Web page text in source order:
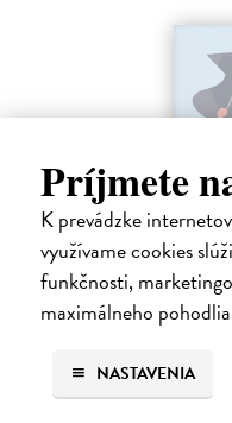
Príjmete
K prevádzke
využívame cookies
funkčnosti,
maximálneho
NASTAVENIA
Rieka času
Mercier Pascal| Kniha
Pascal Mercier bol vždy
Nočný vlak do Lisabonu či